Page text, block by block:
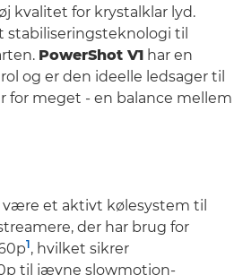
kvalitet for krystalklar lyd.
til
PowerShot V1 har en
og er den ideelle ledsager til
for meget - en balance mellem
et aktivt kølesystem til
der har brug for
1, hvilket sikrer
til jævne slowmotion-